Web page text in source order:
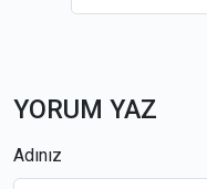
YORUM YAZ
Adınız